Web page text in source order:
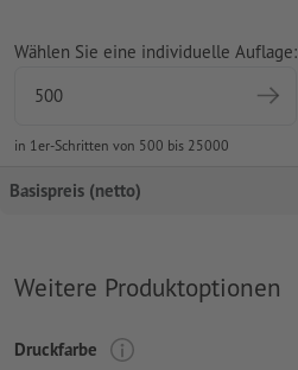
Wählen Sie eine individuelle Auflage:
in 1er-Schritten von 500 bis 25000
Basispreis (netto)
Weitere Produktoptionen
Druckfarbe